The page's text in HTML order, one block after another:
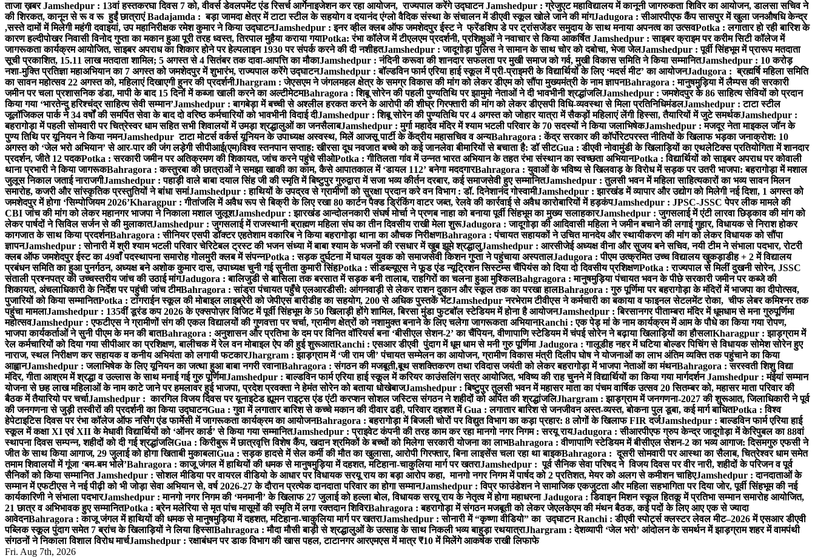
ताजा ख़बरJamshedpur : 13वां हस्तकरघा दिवस 7 को, वीवर्स डेवलपमेंट एंड रिसर्च आर्गेनाइजेशन कर रहा आयोजन, राज्यपाल करेंगे उद्घाटनJamshedpur : ग्रेजुएट महाविद्यालय में कानूनी जागरुकता शिविर का आयोजन, डालसा सचिव ने
की शिरकत, कानून से रू व रू हुईं छात्राएंBadajamda : बड़ा जामदा क्षेत्र में टाटा स्टील के सहयोग व दयानंद एंग्लो वैदिक संस्था के संचालन में डीएवी स्कूल खोले जाने की मांगJadugora : सीआरपीएफ कैंप सासपुर में खुला जनऔषधि केन्द्र
,सस्ते दामों में मिलेगी महंगी दवाइयां, उप महानिरीक्षक रमेश कुमार ने किया उद्घाटनJamshedpur : इनर व्हील क्लब ऑफ जमशेदपुर ईस्ट ने फ्रेंडशिप डे पर ट्रांसजेंडर समुदाय के साथ मनाया अपनत्व का उत्सवPotka : लगातार हो रही बारिश के
कारण हल्दीपोखर निवासी विनोद गुप्ता का मकान हुआ पूरी तरह ध्वस्त, तिरपाल मुहैया कराया गयाPotka: रंभा कॉलेज में टीएलएम प्रदर्शनी, प्रशिक्षुओं ने नवाचार से किया आकर्षितJamshedpur : साइबर क्राइम पर करीम सिटी कॉलेज में
जागरूकता कार्यक्रम आयोजित, साइबर अपराध का शिकार होने पर हेल्पलाइन 1930 पर संपर्क करने की दी नशीहतJamshedpur : जादूगोड़ा पुलिस ने सामान के साथ चोर को दबोचा, भेजा जेलJamshedpur : पूर्वी सिंहभूम में प्रारूप मतदाता
सूची प्रकाशित, 15.11 लाख मतदाता शामिल; 5 अगस्त से 4 सितंबर तक दावा-आपत्ति का मौकाJamshedpur : नंदिनी करूवा की शानदार सफलता पर मुखी समाज को गर्व, मुखी विकास समिति ने किया सम्मानितJamshedpur : 10 करोड़
नशा-मुक्ति प्रतिज्ञा महाअभियान का 7 अगस्त को जमशेदपुर में शुभारंभ, राज्यपाल करेंगे उद्घाटनJamshedpur : बॉल्डविन फार्म एरिया हाई स्कूल में प्री-प्राइमरी के विद्यार्थियों के लिए ‘मदर्स मीट’ का आयोजनJadugora : ब्रह्मर्षि महिला समिति
का सावन महोत्सव 22 अगस्त को, महिलाएं दिखाएगी हुनर की प्रदर्शनीJhargram : जेएसएम ने जंगलमहल क्षेत्र के समग्र विकास की मांग को लेकर डीएम को सौंपा मुख्यमंत्री के नाम ज्ञापनBahragora : मानुषमुड़िया में लैम्पस की सरकारी
जमीन पर चला प्रशासनिक डंडा, मापी के बाद 15 दिनों में कब्जा खाली करने का अल्टीमेटमBahragora : शिबू सोरेन की पहली पुण्यतिथि पर झामुमो नेताओं ने दी भावभीनी श्रद्धांजलिJamshedpur : जमशेदपुर के 86 साहित्य सेवियों को प्रदान
किया गया ‘भारतेन्दु हरिश्चंद्र साहित्य सेवी सम्मान’Jamshedpur : बागबेड़ा में बच्ची से अश्लील हरकत करने के आरोपी की शीघ्र गिरफ्तारी की मांग को लेकर डीएसपी विधि-व्यवस्था से मिला प्रतिनिधिमंडलJamshedpur : टाटा स्टील
जूलॉजिकल पार्क ने 34 वर्षों की समर्पित सेवा के बाद दो वरिष्ठ कर्मचारियों को भावभीनी विदाई दीJamshedpur : शिबू सोरेन की पुण्यतिथि पर 4 अगस्त को जोहार यात्रा में सैकड़ों महिलाएं लेंगी हिस्सा, तैयारियों में जुटे समर्थकJamshedpur :
बहरागोड़ा में पहली सोमवारी पर चित्रेस्वर धाम सहित सभी शिवालयों में उमड़ा श्रद्धालुओं का जनसैलाबJamshedpur : मुर्गा महादेव मंदिर में श्याम भटली परिवार के 70 सदस्यों ने किया जलाभिषेकJamshedpur : मजदूर नेता माइकल जॉन के
पुण्य तिथि पर यूनियन ने किया नमनJamshedpur टाटा मोटर्स वर्कर्स यूनियन के उपाध्यक्ष अस्वस्थ, मिलें आजसू पार्टी के केंद्रीय महासचिव व अन्यBahragora : केंद्र सरकार की कॉर्पोरेटपरस्त नीतियों के खिलाफ भड़का जनाक्रोश: 10
अगस्त को ‘जेल भरो अभियान’ से आर-पार की जंग लड़ेगी सीपीआई(एम)विश्व स्तनपान सप्ताह: खीरसा दूध नवजात बच्चे को कई जानलेवा बीमारियों से बचाता है: डॉ सीटGua : डीएवी नोवामुंडी के खिलाड़ियों का एथलेटिक्स प्रतियोगिता में शानदार
प्रदर्शन, जीते 12 पदकPotka : सरकारी जमीन पर अतिक्रमण की शिकायत, जांच करने पहुंचे सीओPotka : गीतिलता गांव में उन्नत भारत अभियान के तहत रंभा संस्थान का स्वच्छता अभियानPotka : विद्यार्थियों को साइबर अपराध पर कोवाली
थाना प्रभारी ने किया जागरूकBahragora : कस्तुरबा की छात्राओं ने समझा खाकी का काम, कैसे आपातकाल में ‘डायल 112’ बनेगा मददगारBahragora : युवाओं के भविष्य से खिलवाड़ के विरोध में सड़क पर उतरी भाजपा: बहरागोड़ा में मशाल
जुलूस निकाल जताई नाराजगीJamshedpur : पहाड़ी वाले बाबा दयाल सिंह जी की स्मृति में बिष्टुपुर गुरुद्वारा में सजा भव्य कीर्तन दरबार, कई समाजसेवी हुए सम्मानितJamshedpur : तुलसी भवन में महिला साहित्यकारों का भव्य सावन मिलन
समारोह, कजरी और सांस्कृतिक प्रस्तुतियों ने बांधा समांJamshedpur : हाथियों के उपद्रव से ग्रामीणों को सुरक्षा प्रदान करे वन विभाग : डॉ. दिनेशानंद गोस्वामीJamshedpur : झारखंड में व्यापार और उद्योग को मिलेगी नई दिशा, 1 अगस्त को
जमशेदपुर में होगा ‘सिम्पोजियम 2026’Kharagpur : गीतांजलि में अवैध रूप से बिक्री के लिए रखा 80 कार्टन पैक्ड ड्रिंकिंग वाटर जब्त, रेलवे की कार्रवाई से अवैध कारोबारियों में हड़कंपJamshedpur : JPSC-JSSC पेपर लीक मामले की
CBI जांच की मांग को लेकर महानगर भाजपा ने निकाला मशाल जुलूशJamshedpur : झारखंड आन्दोलनकारी संघर्ष मोर्चा ने प्रणब नाहा को बनाया पूर्वी सिंहभूम का मुख्य सलाहकारJamshedpur : जुगसलाई में एंटी लारवा छिड़काव की मांग को
लेकर पार्षदों ने सिविल सर्जन से की मुलाकातJamshedpur : जुगसलाई में राजस्थानी ब्राह्मण महिला संघ का तीन दिवसीय राखी मेला शुरूJadugora : जादूगोड़ा की आदिवासी महिला ने जमीन बचाने की लगाई गुहार, विधायक से निराश होकर
कागजात के साथ किया प्रदर्शनBahragora : सीनियर एसपी डॉक्टर एहतेशाम वकारिब ने किया बहरागोड़ा थाना का औचक निरीक्षणBahragora : पंचायत सहायकों ने उचित मानदेय और स्थायीकरण की मांग को लेकर विधायक को सौंपा
ज्ञापनJamshedpur : सोनारी में श्री श्याम भटली परिवार चेरिटेबल ट्रस्ट की भजन संध्या में बाबा श्याम के भजनों की रसधार में खुब झूमे श्रद्धालुJamshedpur : आरसीजेई अध्यक्ष वीना और सुजय बने सचिव, नयी टीम ने संभाला पदभार, रोटरी
क्लब ऑफ जमशेदपुर ईस्ट का 49वाँ पदस्थापना समारोह गोलमुरी क्लब में संपन्नPotka : सड़क दुर्घटना में घायल युवक को समाजसेवी किशन गुप्ता ने पहुंचाया अस्पतालJadugora : पीएम उत्क्रमित उच्च विद्यालय खुकड़ाडीह + 2 में विद्यालय
प्रबंधन समिति का हुआ पुनर्गठन, अध्यक्ष बने अशोक कुमार दास, उपाध्यक्ष चुनी गई सुनीता कुमारी सिंहPotka : सीडब्ल्यूएस ने फूड एंड न्यूट्रिशन सिस्टम्स चैंपियंस को दिया दो दिवसीय प्रशिक्षणPotka : राज्यपाल से मिलीं दुखनी सोरेन, JSSC
संताली प्रश्नपत्र की उच्चस्तरीय जांच की उठाई मांगJadugora : बालिजुडी से बासिला तक बरसात में सड़क बनी तालाब, राहगिरों का चलना हुआ मुश्किलBahgragora : मानुषमुड़िया पंचायत भवन के पीछे सरकारी जमीन पर कब्जे की
शिकायत, अंचलाधिकारी के निर्देश पर पहुंची जांच टीमBahragora : सांड्रा पंचायत पहुँचे एलआरडीसी: आंगनवाड़ी से लेकर राशन दुकान और स्कूल तक का परखा हालBahragora : गुरु पूर्णिमा पर बहरागोड़ा के मंदिरों में भाजपा का दीपोत्सव,
पुजारियों को किया सम्मानितPotka : टांगराईन स्कूल की मोबाइल लाइब्रेरी को जेपीएस बारीडीह का सहयोग, 200 से अधिक पुस्तकें भेंटJamshedpur नरभेराम टीवीएस ने कर्मचारी का बकाया व फाइनल सेटलमेंट रोका, चीफ लेबर कमिश्नर तक
पहुंचा मामलाJamshedpur : 135वीं डूरंड कप 2026 के एक्सपोज़र विजिट में पूर्वी सिंहभूम के 50 खिलाड़ी होंगे शामिल, बिरसा मुंडा फुटबॉल स्टेडियम में होना है आयोजनJamshedpur : बिरसानगर पीताम्बरा मंदिर में धूमधाम से मना गुरुपूर्णिमा
महोत्सवJamshedpur : एफटीएस ने ग्रामीणों संग की एकल विद्यालयों की गुणवत्ता पर चर्चा, ग्रामीण क्षेत्रों को नशामुक्त बनाने के लिए चलेगा जागरूकता अभियानRanchi : एक पेड़ मां के नाम कार्यक्रम में आम के पौधे का किया गया रोपण,
भाजपा कार्यकर्ताओं ने सुनी पीएम के मन की बातBahragora : अनुशासन और प्रतिभा के दम पर विनित वॉरियर्स बना ‘बीसीएल सेशन-2’ का चैंपियन, वीणापाणि स्टेडियम में चंपई सोरेन ने बढ़ाया खिलाड़ियों का हौसलाKharagpur : झाड़ग्राम में
रेल कर्मचारियों को दिया गया सीपीआर का प्रशिक्षण, बालीचक में रेल वन मोबाइल ऐप की हुई शुरूआतRanchi : एसआर डीएवी पुंदाग में धूम धाम से मनी गुरु पूर्णिमाJadugora : गालूडीह नहर में घटिया बोल्डर पिचिंग से विधायक सोमेश सोरेन हुए
नाराज, स्थल निरीक्षण कर सहायक व कनीय अभियंता को लगायी फटकारJhargram : झाड़ग्राम में ‘जी राम जी’ पंचायत सम्मेलन का आयोजन, ग्रामीण विकास मंत्री दिलीप घोष ने योजनाओं का लाभ अंतिम व्यक्ति तक पहुंचाने का किया
आह्वानJamshedpur : जलाभिषेक के लिए यूनियन का जत्था हुआ बाबा नगरी रवानाBahragora : संगठन की मजबूती,बूथ सशक्तिकरण तथा रविदास जयंती को लेकर बहरागोड़ा में भाजपा नेताओं का मंथनBahragora : सरस्वती शिशु विद्या
मंदिर, गीता आश्रम में श्रद्धा व उल्लास के साथ मनाई गई गुरु पूर्णिमाJamshedpur : बाल्डविन फार्म एरिया हाई स्कूल में करियर काउंसलिंग सत्र आयोजित, भविष्य की राह चुनने में विद्यार्थियों का किया गया मार्गदर्शनJamshedpur : मंईयां सम्मान
योजना से छह लाख महिलाओं के नाम काटे जाने पर हमलावर हुई भाजपा, प्रदेश प्रवक्ता ने हेमंत सोरेन को बताया धोखेबाजJamshedpur : बिष्टुपुर तुलसी भवन में महासर माता का पंचम वार्षिक उत्सव 20 सितम्बर को, महासर माता परिवार की
बैठक में तैयारियो पर चर्चाJamshedpur : कारगिल विजय दिवस पर यूनाइटेड ह्यूमन राइट्स एंड एंटी करप्शन सोशल जस्टिस संगठन ने शहीदों को अर्पित की श्रद्धांजलिJhargram : झाड़ग्राम में जनगणना-2027 की शुरूआत, जिलाधिकारी ने पूर्व
की जनगणना से जुड़ी तस्वीरों की प्रदर्शनी का किया उद्घाटनGua : गुवा में लगातार बारिश से कच्चे मकान की दीवार ढही, परिवार दहशत मेंGua : लगातार बारिश से जनजीवन अस्त-व्यस्त, बोकना पुल डूबा, कई मार्ग बाधितPotka : विश्व
हेपेटाइटिस दिवस पर रंभा कॉलेज ऑफ नर्सिंग एंड फार्मेसी में जागरूकता कार्यक्रम का आयोजनBahragora : बहरागोड़ा में बिजली चोरों पर विद्युत विभाग का कड़ा प्रहार: 8 लोगों के खिलाफ FIR दर्जJamshedpur : बाल्डविन फार्म एरिया हाई
स्कूल में कक्षा XI एवं XII के मेधावी विद्यार्थियों को ‘ऑनर कार्ड’ से किया गया सम्मानितJamshedpur : प्राइवेट कंपनी की तरह काम कर रहा मानगो नगर निगम : सरयू रायJadugora : सीआरपीएफ ग्रुप केन्द्र जादूगोड़ा में केरिपुबल का 88वां
स्थापना दिवस सम्पन्न, शहीदों को दी गई श्रद्धांजलिGua : किरीबुरू में छात्रवृत्ति विशेष कैंप, खदान श्रमिकों के बच्चों को मिलेगा सरकारी योजना का लाभBahragora : वीणापाणि स्टेडियम में बीसीएल सेशन-2 का भव्य आगाज: दिसमगुरु एफसी ने
जीत के साथ किया आगाज, 29 जुलाई को होगा खिताबी मुकाबलाGua : सड़क हादसे में सेल कर्मी की मौत का खुलासा, आरोपी गिरफ्तार, बिना लाइसेंस चला रहा था बाइकBahragora : दूसरी सोमवारी पर आस्था का सैलाब, चित्रेश्वर धाम समेत
तमाम शिवालयों में गूंजा ‘बम-बम भोले’Bahragora : काजू जंगल में हाथियों की धमक से मानुषमुड़िया में दहशत, मटिहाना-चाकुलिया मार्ग पर खतराJamshedpur : पूर्व सैनिक सेवा परिषद ने विजय दिवस पर वीर नारी, शहीदों के परिजन व पूर्व
सैनिकों को किया सम्मानितJamshedpur : सोशल मीडिया पर वायरल वीडियो के आधार पर विधायक सरयू राय का बड़ा आरोप कहा, मानगो नगर निगम में पार्षद को 2 प्रतिशत, मेयर को अलग से कमीशन चाहिएJamshedpur : दानदाताओं के
सम्मान में एफटीएस ने नई पीढ़ी को भी जोड़ा सेवा अभियान से, वर्ष 2026-27 के दौरान प्रत्येक दानदाता परिवार का होगा सम्मानJamshedpur : विप्र फाउंडेशन ने सामाजिक एकजुटता और महिला सहभागिता पर दिया जोर, पूर्वी सिंहभूम की नई
कार्यकारिणी ने संभाला पदभारJamshedpur : मानगो नगर निगम की ‘मनमानी’ के खिलाफ 27 जुलाई को हल्ला बोल, विधायक सरयू राय के नेतृत्व में होगा महाधरनाJadugora : डिवाइन मिशन स्कूल हितकू में प्रतिभा सम्मान समारोह आयोजित,
21 छात्र व अभिभावक हुए सम्मानितPotka : ब्रेन मलेरिया से मृत पांच मासूमों की स्मृति में लगा रक्तदान शिविरBahragora : बहरागोड़ा में संगठन मजबूती को लेकर जेएलकेएम की मंथन बैठक, कई पदों के लिए आए एक से ज्यादा
आवेदनBahragora : काजू जंगल में हाथियों की धमक से मानुषमुड़िया में दहशत, मटिहाना-चाकुलिया मार्ग पर खतराJamshedpur : सोनारी में “कृष्णा वीडियो” का उद्घाटनRanchi : डीएवी स्पोर्ट्स क्लस्टर लेवल मीट–2026 में एसआर डीएवी
पब्लिक स्कूल पुंदाग समेत 7 ब्रांच के खिलाड़ियों ने लिया हिस्साBahragora : मौदा मौसी बाड़ी से श्रद्धालुओं के उत्साह के साथ निकली भव्य बाहुड़ा रथयात्राJhargram : देशव्यापी ‘जेल भरो’ आंदोलन के समर्थन में झाड़ग्राम शहर में वामपंथी
संगठनों ने निकाला विशाल विरोध मार्चJamshedpur : रक्षाबंधन पर डाक विभाग की खास पहल, टाटानगर आरएमएस में मात्र ₹10 में मिलेंगे आकर्षक राखी लिफाफे
Fri. Aug 7th, 2026